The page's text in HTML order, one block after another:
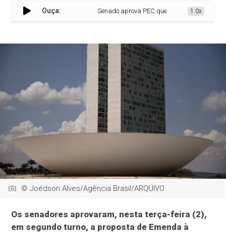
Ouça: Senado aprova PEC que muda regras dos
1.0x
© Joédson Alves/Agência Brasil/ARQUIVO
Os senadores aprovaram, nesta terça-feira (2),
em segundo turno, a proposta de Emenda à